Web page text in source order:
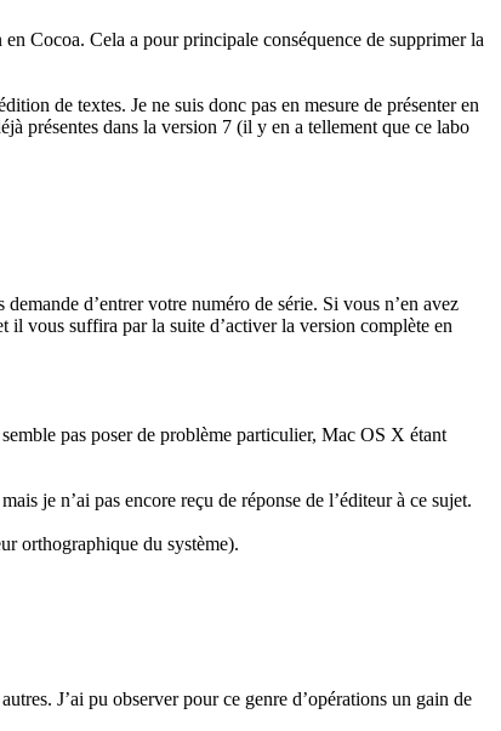
Cocoa. Cela a pour principale conséquence de supprimer la
de textes. Je ne suis donc pas en mesure de présenter en
présentes dans la version 7 (il y en a tellement que ce labo
d’entrer votre numéro de série. Si vous n’en avez
vous suffira par la suite d’activer la version complète en
pas poser de problème particulier, Mac OS X étant
je n’ai pas encore reçu de réponse de l’éditeur à ce sujet.
orthographique du système).
J’ai pu observer pour ce genre d’opérations un gain de